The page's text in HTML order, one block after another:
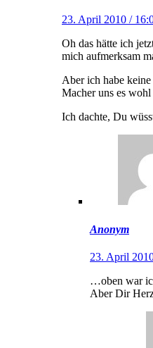
23. April 2010 /
Oh das hätte ich
mich aufmerksam
Aber ich habe
Macher uns es
Ich dachte, Du
Anonym
23. April
…oben war
Aber Dir